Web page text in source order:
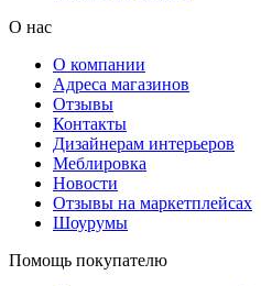
О нас
О компании
Адреса магазинов
Отзывы
Контакты
Дизайнерам интерьеров
Меблировка
Новости
Отзывы на маркетплейсах
Шоурумы
Помощь покупателю